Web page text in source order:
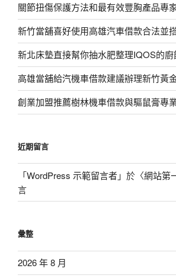
關節扭傷保護方法和最有效豐胸產品專
新竹當舖喜好使用高雄汽車借款合法並
新北床墊直接幫你抽水肥整理IQOS的
高雄當舖給汽機車借款建議辦理新竹黃
創業加盟推薦樹林機車借款與驅鼠膏專
近期留言
「WordPress 示範留言者」於〈網站第
言
彙整
2026 年 8 月